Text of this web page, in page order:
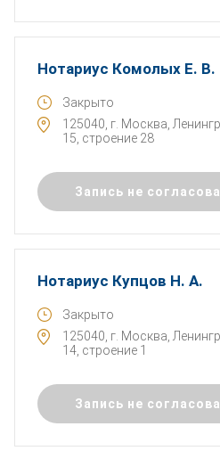
Нотариус Комолых Е. В.
Закрыто
125040, г. Москва,
15, строение 28
Запись не
Нотариус Купцов Н. А.
Закрыто
125040, г. Москва,
14, строение 1
Запись не